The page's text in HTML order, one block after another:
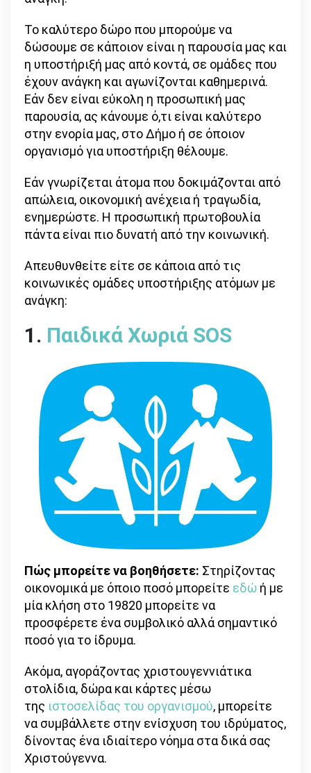
Το καλύτερο δώρο που μπορούμε να
δώσουμε σε κάποιον είναι η παρουσία μας και
η υποστήριξή μας από κοντά, σε ομάδες που
έχουν ανάγκη και αγωνίζονται καθημερινά.
Εάν δεν είναι εύκολη η προσωπική μας
παρουσία, ας κάνουμε ό,τι είναι καλύτερο
στην ενορία μας, στο Δήμο ή σε όποιον
οργανισμό για υποστήριξη θέλουμε.
Εάν γνωρίζεται άτομα που δοκιμάζονται από
απώλεια, οικονομική ανέχεια ή τραγωδία,
ενημερώστε. Η προσωπική πρωτοβουλία
πάντα είναι πιο δυνατή από την κοινωνική.
Απευθυνθείτε είτε σε κάποια από τις
κοινωνικές ομάδες υποστήριξης ατόμων με
ανάγκη:
1. Παιδικά Χωριά SOS
Πώς μπορείτε να βοηθήσετε: Στηρίζοντας
οικονομικά με όποιο ποσό μπορείτε εδώ ή με
μία κλήση στο 19820 μπορείτε να
προσφέρετε ένα συμβολικό αλλά σημαντικό
ποσό για το ίδρυμα.
Ακόμα, αγοράζοντας χριστουγεννιάτικα
στολίδια, δώρα και κάρτες μέσω
της ιστοσελίδας του οργανισμού, μπορείτε
να συμβάλλετε στην ενίσχυση του ιδρύματος,
δίνοντας ένα ιδιαίτερο νόημα στα δικά σας
Χριστούγεννα.